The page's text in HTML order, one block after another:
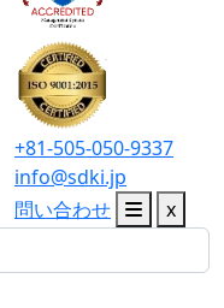
+81-505-050-9337
info@sdki.jp
問い合わせ
x